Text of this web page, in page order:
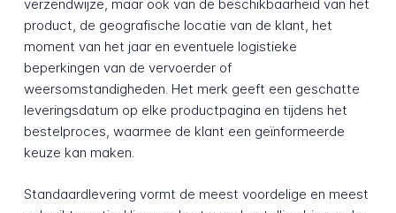
verzendwijze, maar ook van de beschikbaarheid van het
product, de geografische locatie van de klant, het
moment van het jaar en eventuele logistieke
beperkingen van de vervoerder of
weersomstandigheden. Het merk geeft een geschatte
leveringsdatum op elke productpagina en tijdens het
bestelproces, waarmee de klant een geïnformeerde
keuze kan maken.
Standaardlevering vormt de meest voordelige en meest